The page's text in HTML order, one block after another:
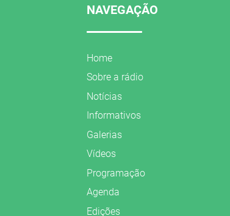
NAVEGAÇÃO
Home
Sobre a rádio
Notícias
Informativos
Galerias
Vídeos
Programação
Agenda
Edições